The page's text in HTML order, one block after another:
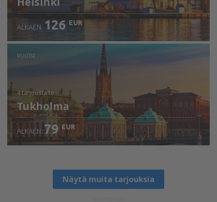
ALKAEN 126 EUR
RUOTSI
4 tarjoustato
Tukholma
ALKAEN 79 EUR
Näytä muita tarjouksia